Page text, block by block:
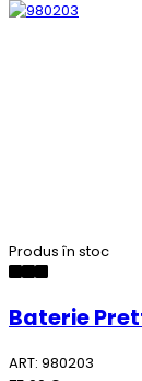
Produs în stoc
Baterie
ART: 980203